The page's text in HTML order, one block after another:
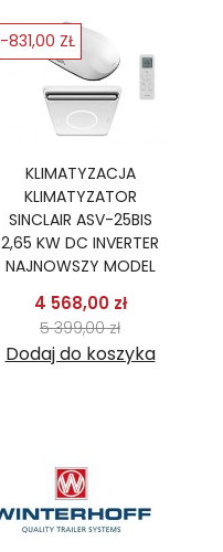
KLIMATYZACJA
KLIMATYZATOR
SINCLAIR ASV-25BIS
2,65 KW DC INVERTER
NAJNOWSZY MODEL
4 568,00 złCena
5 399,00 złCena
Dodaj do koszyka
-831,00 ZŁ